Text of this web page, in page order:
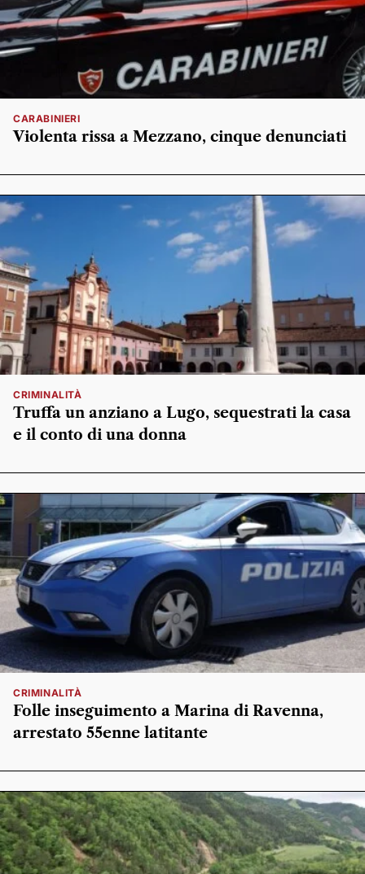
CARABINIERI
Violenta rissa a Mezzano, cinque denunciati
CRIMINALITÀ
Truffa un anziano a Lugo, sequestrati la casa
e il conto di una donna
CRIMINALITÀ
Folle inseguimento a Marina di Ravenna,
arrestato 55enne latitante